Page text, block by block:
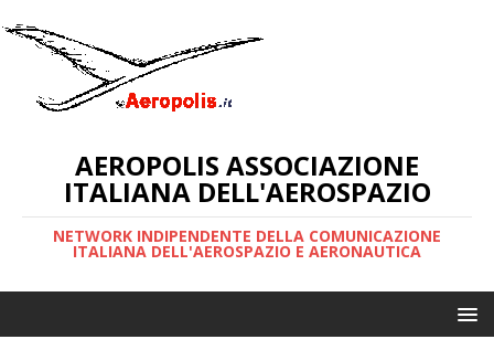
AEROPOLIS ASSOCIAZIONE
ITALIANA DELL'AEROSPAZIO
NETWORK INDIPENDENTE DELLA COMUNICAZIONE
ITALIANA DELL'AEROSPAZIO E AERONAUTICA